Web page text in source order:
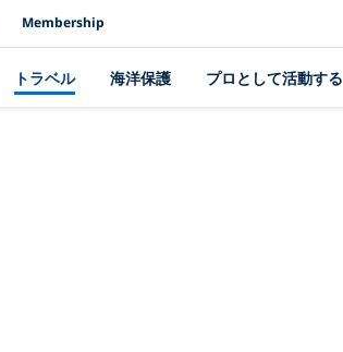
Membership
トラベル 海洋保護 プロとして活動する